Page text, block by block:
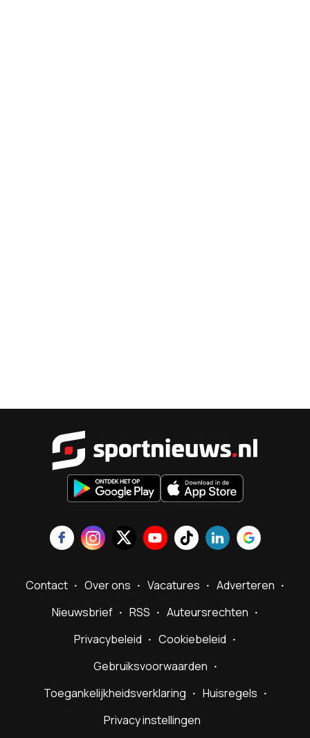
Contact Over ons Vacatures
Adverteren
Nieuwsbrief
RSS
Auteursrechten
Privacybeleid
Cookiebeleid
Gebruiksvoorwaarden
Toegankelijkheidsverklaring
Huisregels
Privacy instellingen